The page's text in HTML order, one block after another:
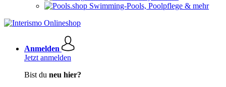
Swimming-Pools, Poolpflege & mehr
Anmelden
Jetzt anmelden
Bist du neu hier?